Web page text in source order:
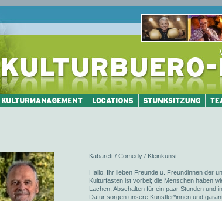
Kabarett / Comedy / Kleinkunst
Hallo, Ihr lieben Freunde u. Freundinnen der
Kulturfasten ist vorbei; die Menschen haben
Lachen, Abschalten für ein paar Stunden und
Dafür sorgen unsere Künstler*innen und